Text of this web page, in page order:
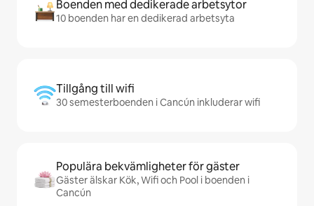
Boenden med dedikerade arbetsytor
10 boenden har en dedikerad arbetsyta
Tillgång till wifi
30 semesterboenden i Cancún inkluderar wifi
Populära bekvämligheter för gäster
Gäster älskar Kök, Wifi och Pool i boenden i
Cancún